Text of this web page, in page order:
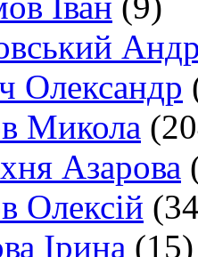
Олександр
Микола
Азарова
Олексій
Ірина (15)